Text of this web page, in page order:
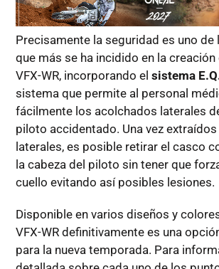
Precisamente la seguridad es uno de
que más se ha incidido en la creación
VFX-WR, incorporando el sistema
sistema que permite al personal
fácilmente los acolchados laterales
piloto accidentado. Una vez
laterales, es posible retirar el casco
la cabeza del piloto sin tener que
cuello evitando así posibles lesiones.
Disponible en varios diseños y
VFX-WR definitivamente es una
para la nueva temporada. Para